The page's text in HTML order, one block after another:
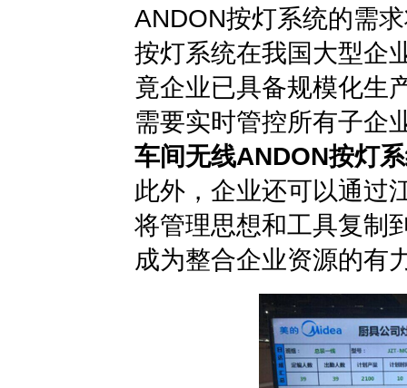
ANDON按灯系统的需
按灯系统在我国大型企
竟企业已具备规模化生
需要实时管控所有子企
车间无线ANDON按灯
此外，企业还可以通过
将管理思想和工具复制
成为整合企业资源的有